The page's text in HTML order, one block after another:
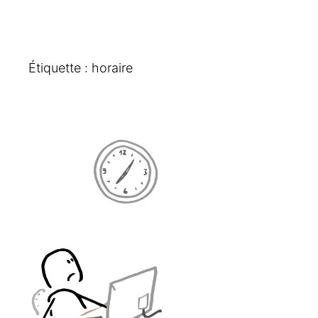
Étiquette : horaire